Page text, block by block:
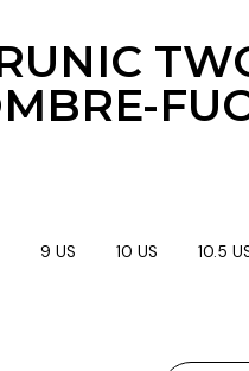
9 US 10 US 10.5